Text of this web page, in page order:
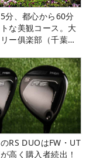
分、都心から60分
な美観コース。大
ー俱楽部（千葉
RS DUOはFW・UT
高く購入者続出！